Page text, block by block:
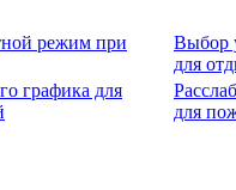
режим при
Выбор
для
графика для
для